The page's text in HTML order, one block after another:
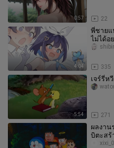
0:57 22
4:04
พี่ชายแ
ไม่ได้อ
นะ! มัน
335
5:54
เจร์รี่ห
271
ผลงาน
บิตะสร้
ของเข